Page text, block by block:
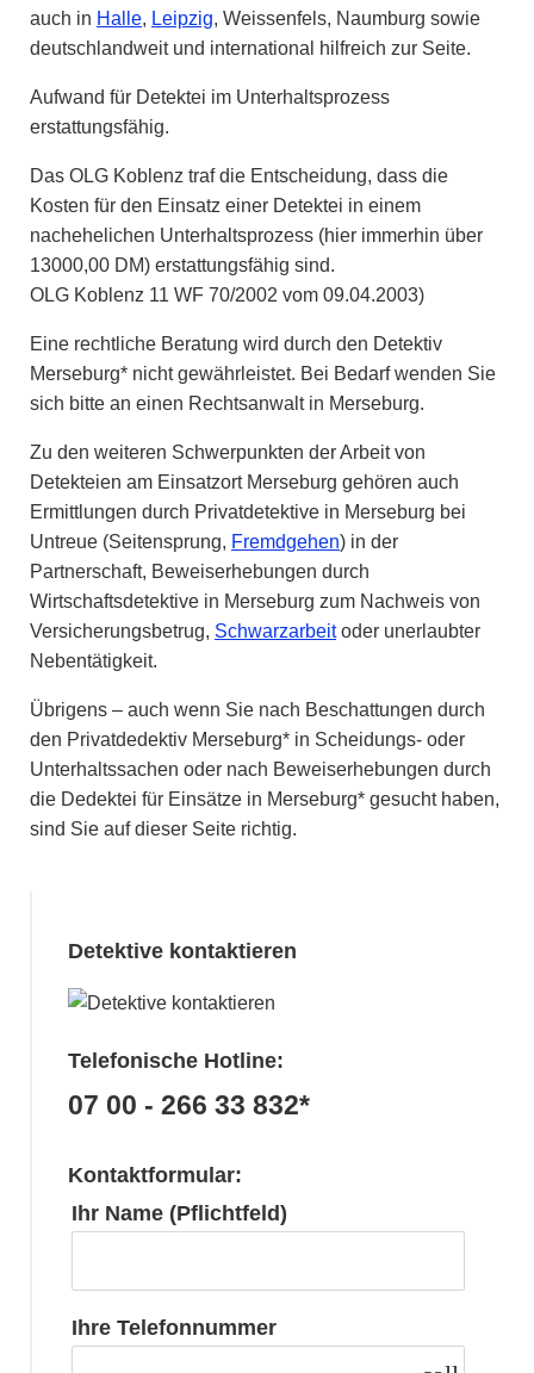
auch in Halle, Leipzig, Weissenfels, Naumburg sowie
deutschlandweit und international hilfreich zur Seite.
Aufwand für Detektei im Unterhaltsprozess
erstattungsfähig.
Das OLG Koblenz traf die Entscheidung, dass die
Kosten für den Einsatz einer Detektei in einem
nachehelichen Unterhaltsprozess (hier immerhin über
13000,00 DM) erstattungsfähig sind.
OLG Koblenz 11 WF 70/2002 vom 09.04.2003)
Eine rechtliche Beratung wird durch den Detektiv
Merseburg* nicht gewährleistet. Bei Bedarf wenden Sie
sich bitte an einen Rechtsanwalt in Merseburg.
Zu den weiteren Schwerpunkten der Arbeit von
Detekteien am Einsatzort Merseburg gehören auch
Ermittlungen durch Privatdetektive in Merseburg bei
Untreue (Seitensprung, Fremdgehen) in der
Partnerschaft, Beweiserhebungen durch
Wirtschaftsdetektive in Merseburg zum Nachweis von
Versicherungsbetrug, Schwarzarbeitoder unerlaubter
Nebentätigkeit.
Übrigens – auch wenn Sie nach Beschattungen durch
den Privatdedektiv Merseburg* in Scheidungs- oder
Unterhaltssachen oder nach Beweiserhebungen durch
die Dedektei für Einsätze in Merseburg* gesucht haben,
sind Sie auf dieser Seite richtig.
Detektive kontaktieren
Telefonische Hotline:
07 00 - 266 33 832*
Kontaktformular:
Ihr Name (Pflichtfeld)
Ihre Telefonnummer